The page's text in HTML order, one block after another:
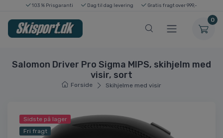
103 % Prisgaranti Dag til dag levering Gratis fragt over 999,-
0
Salomon Driver Pro Sigma MIPS, skihjelm med
visir, sort
Forside Skihjelme med visir
Sidste på lager
Fri fragt